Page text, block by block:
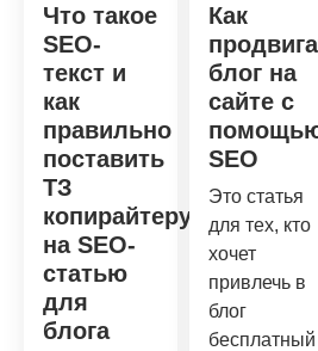
Что такое
SEO-
текст и
как
правильно
поставить
ТЗ
копирайтеру
на SEO-
статью
для
блога
Как
блог на
сайте с
SEO
Это статья
для тех, кто
хочет
привлечь в
блог
бесплатный